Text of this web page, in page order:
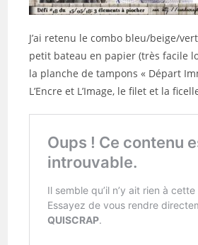
J’ai retenu le combo bleu/beige/
petit bateau en papier (très facile
la planche de tampons « Départ
L’Encre et L’Image, le filet et la